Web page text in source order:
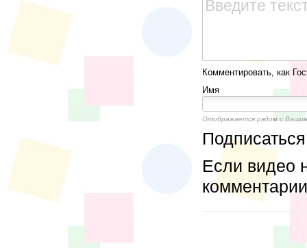
Комментировать, как
Имя
Отображается рядом с
Если видео